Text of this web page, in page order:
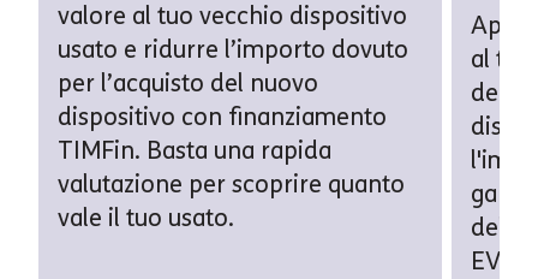
valore al tuo vecchio dispositivo
usato e ridurre l’importo dovuto
per l’acquisto del nuovo
dispositivo con finanziamento
TIMFin. Basta una rapida
valutazione per scoprire quanto
vale il tuo usato.
al